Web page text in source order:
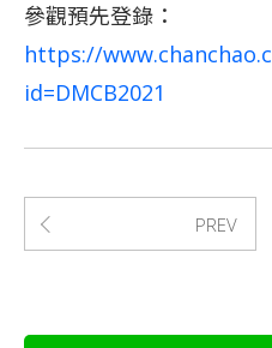
參觀預先登錄：
https://
id=DMCB2021
PREV